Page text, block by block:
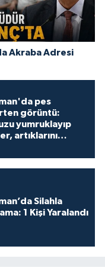
Akraba Adresi
pes
görüntü:
yumruklayıp
artıklarını
Silahla
1 Kişi Yaralandı